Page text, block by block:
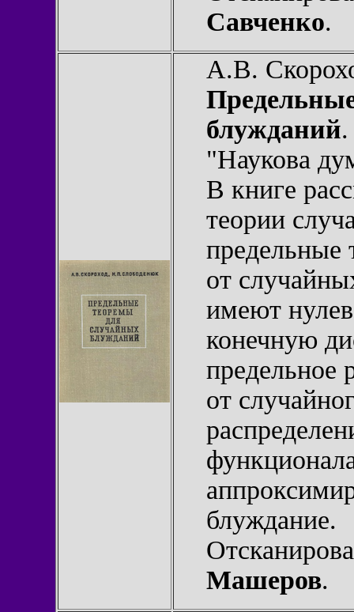
Савченко.
А.В.
блужданий
"Наукова
В книге
теории
предельные
от
имеют
конечную
предельное
от
блуждание.
Машеров.